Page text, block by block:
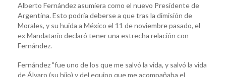
Alberto Fernández asumiera como el nuevo Presidente de
Argentina. Esto podría deberse a que tras la dimisión de
Morales, y su huida a México el 11 de noviembre pasado, el
ex Mandatario declaró tener una estrecha relación con
Fernández.
Fernández "fue uno de los que me salvó la vida, y salvó la vida
de Álvaro (su hijo) y del equipo que me acompañaba el